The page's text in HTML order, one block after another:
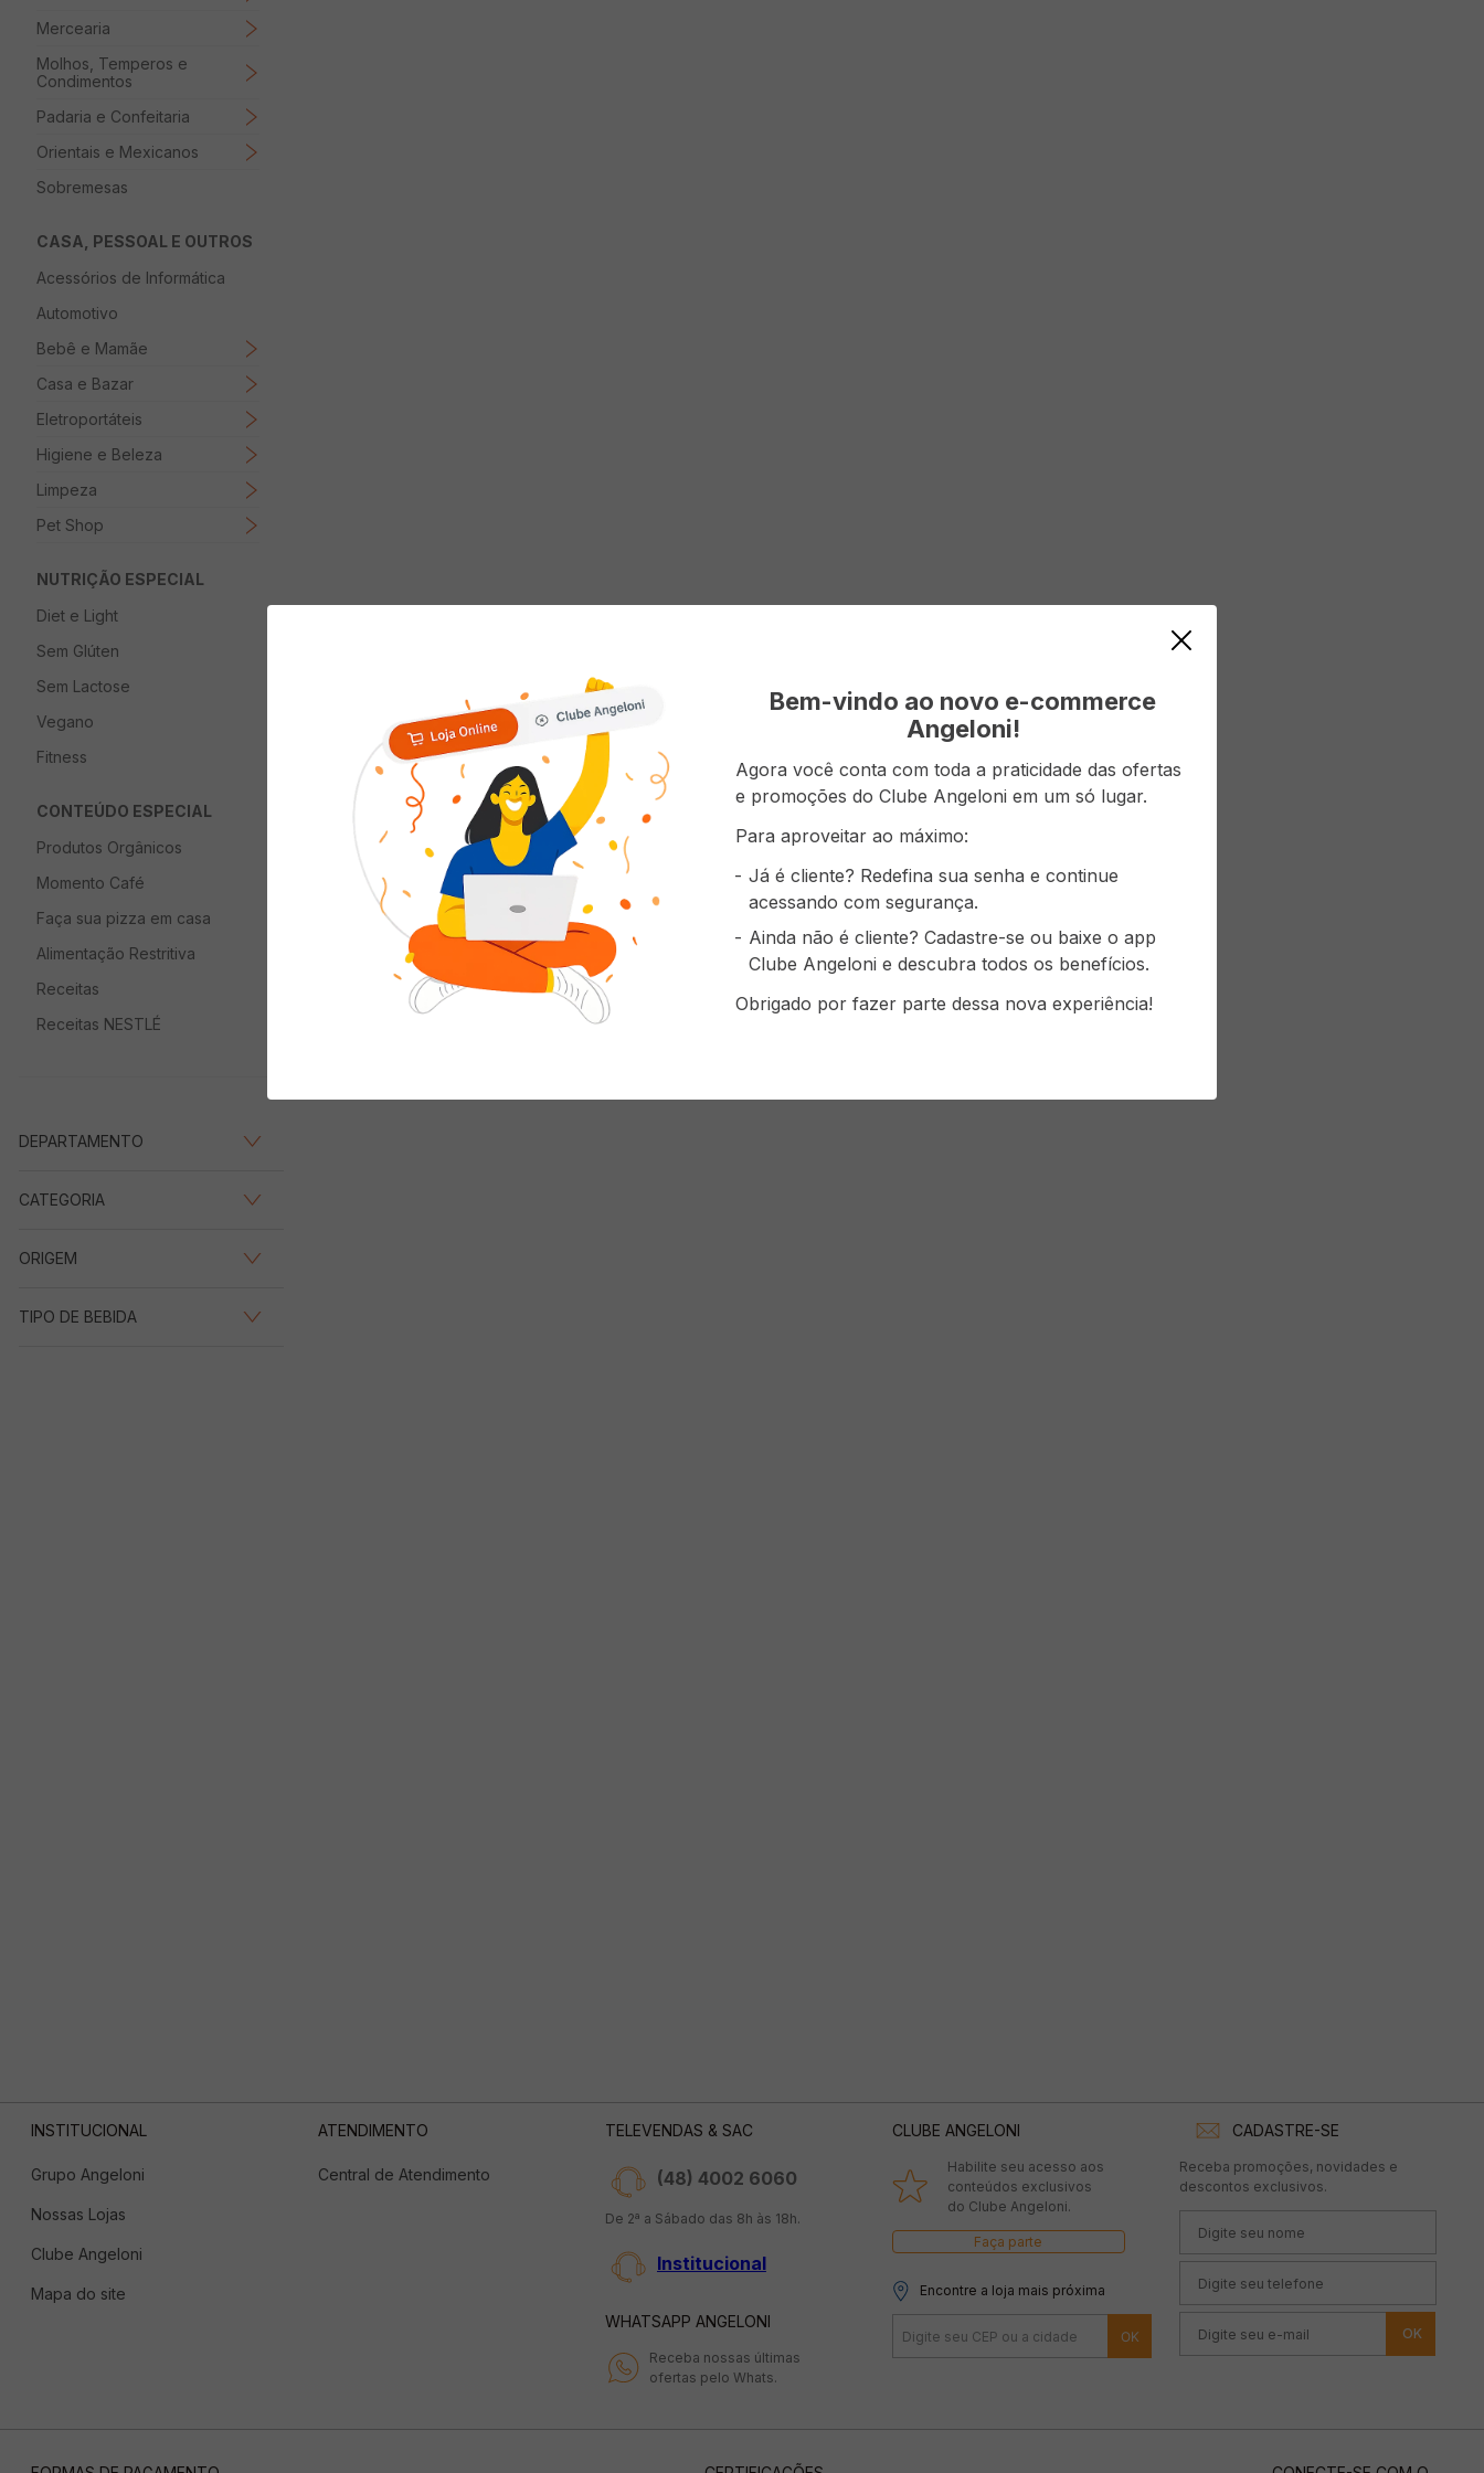
Mercearia
Molhos, Temperos e
Condimentos
Padaria e Confeitaria
Orientais e Mexicanos
Sobremesas
CASA, PESSOAL E OUTROS
Acessórios de Informática
Automotivo
Bebê e Mamãe
Casa e Bazar
Eletroportáteis
Higiene e Beleza
Limpeza
Pet Shop
NUTRIÇÃO ESPECIAL
Diet e Light
Sem Glúten
Sem Lactose
Vegano
Fitness
CONTEÚDO ESPECIAL
Produtos Orgânicos
Momento Café
Faça sua pizza em casa
Alimentação Restritiva
Receitas
Receitas NESTLÉ
DEPARTAMENTO
CATEGORIA
ORIGEM
TIPO DE BEBIDA
INSTITUCIONAL
Grupo Angeloni
Nossas Lojas
Clube Angeloni
Mapa do site
ATENDIMENTO
Central de Atendimento
TELEVENDAS & SAC
(48) 4002 6060
De 2ª a Sábado das 8h às 18h.
Institucional
WHATSAPP ANGELONI
Receba nossas últimas
ofertas pelo Whats.
CLUBE ANGELONI
Habilite seu acesso aos
conteúdos exclusivos
do Clube Angeloni.
Faça parte
Encontre a loja mais próxima
CADASTRE-SE
Receba promoções, novidades e
descontos exclusivos.
OK
Bem-vindo ao novo e-commerce
Angeloni!
Agora você conta com toda a praticidade das ofertas
e promoções do Clube Angeloni em um só lugar.
Para aproveitar ao máximo:
Já é cliente? Redefina sua senha e continue
acessando com segurança.
Ainda não é cliente? Cadastre-se ou baixe o app
Clube Angeloni e descubra todos os benefícios.
Obrigado por fazer parte dessa nova experiência!